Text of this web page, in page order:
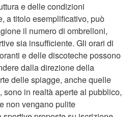
e delle condizioni
a titolo esemplificativo, può
il numero di ombrelloni,
sia insufficiente. Gli orari di
e delle discoteche possono
dalla direzione della
delle spiagge, anche quelle
sono in realtà aperte al pubblico,
non vengano pulite